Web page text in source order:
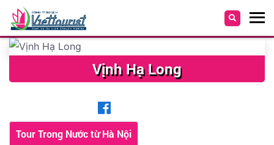
Vịnh Hạ Long
Tour Trong Nước từ Hà Nội